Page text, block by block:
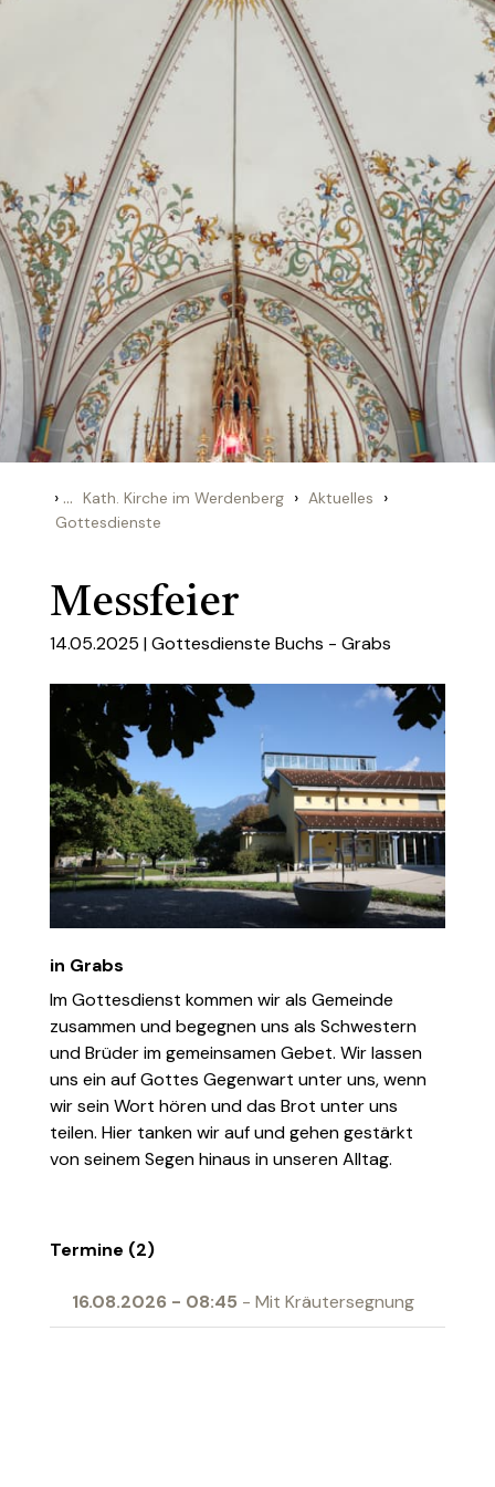
› ... Kath. Kirche im Werdenberg › Aktuelles ›
Gottesdienste
Messfeier
14.05.2025 |Gottesdienste Buchs - Grabs
in Grabs
Im Gottesdienst kommen wir als Gemeinde
zusammen und begegnen uns als Schwestern
und Brüder im gemeinsamen Gebet. Wir lassen
uns ein auf Gottes Gegenwart unter uns, wenn
wir sein Wort hören und das Brot unter uns
teilen. Hier tanken wir auf und gehen gestärkt
von seinem Segen hinaus in unseren Alltag.
Termine (2)
16.08.2026 - 08:45 - Mit Kräutersegnung